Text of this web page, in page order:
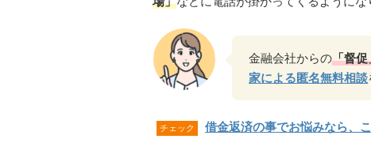
金融会社からの「督促
家による匿名無料相談
チェック 借金返済の事でお悩みなら、